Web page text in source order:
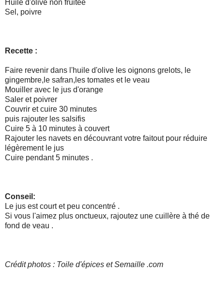
Huile d'olive non fruitée
Sel, poivre
Recette :
Faire revenir dans l'huile d'olive les oignons grelots, le
gingembre,le safran,les tomates et le veau
Mouiller avec le jus d'orange
Saler et poivrer
Couvrir et cuire 30 minutes
puis rajouter les salsifis
Cuire 5 à 10 minutes à couvert
Rajouter les navets en découvrant votre faitout pour réduire
légèrement le jus
Cuire pendant 5 minutes .
Conseil:
Le jus est court et peu concentré .
Si vous l'aimez plus onctueux, rajoutez une cuillère à thé de
fond de veau .
Crédit photos : Toile d'épices et Semaille .com